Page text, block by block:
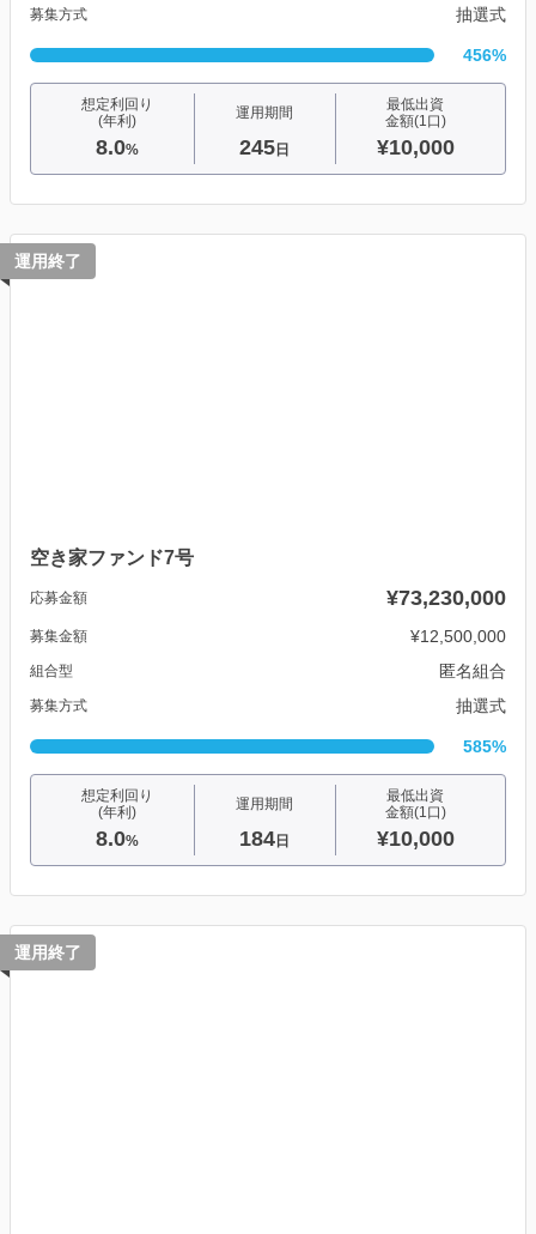
募集方式 抽選式
456%
想定利回り
(年利)
8.0%
運用期間
245日
最低出資
金額(1口)
¥10,000
運用終了
空き家ファンド7号
応募金額 ¥73,230,000
募集金額 ¥12,500,000
組合型 匿名組合
募集方式 抽選式
585%
想定利回り
(年利)
8.0%
運用期間
184日
最低出資
金額(1口)
¥10,000
運用終了